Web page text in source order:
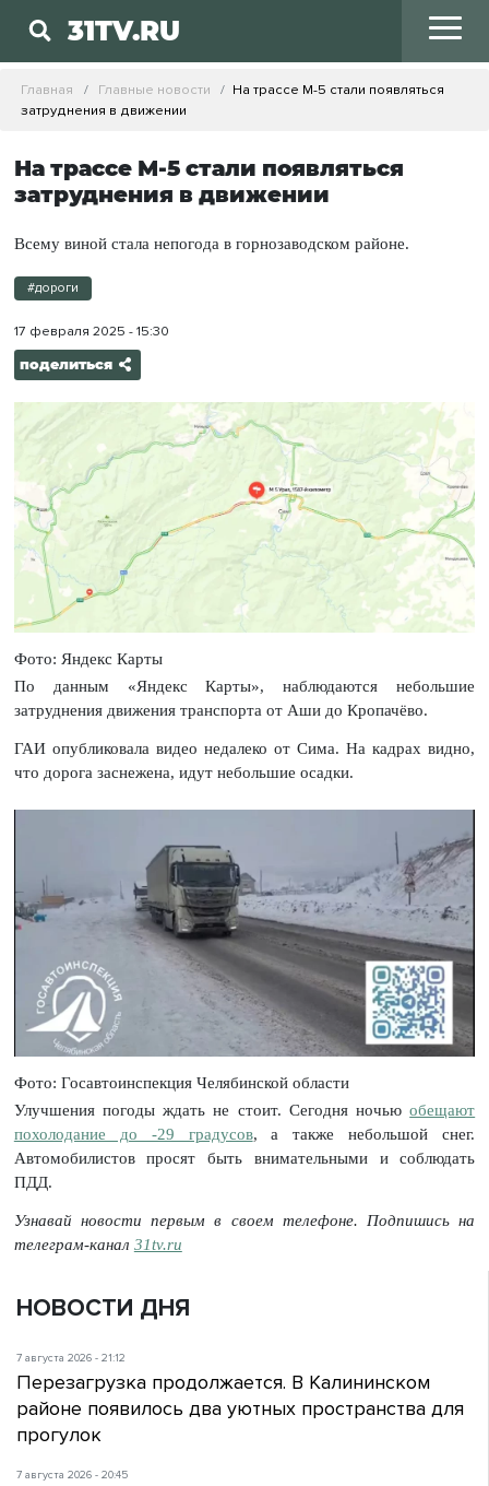
31TV.RU
Главная Главные новости
На трассе М-5 стали появляться
затруднения в движении
На трассе М-5 стали появляться
затруднения в движении
Всему виной стала непогода в горнозаводском районе.
#дороги
17 февраля 2025 - 15:30
поделиться
Фото: Яндекс Карты
По данным «Яндекс Карты», наблюдаются небольшие
затруднения движения транспорта от Аши до Кропачёво.
ГАИ опубликовала видео недалеко от Сима. На кадрах видно,
что дорога заснежена, идут небольшие осадки.
Фото: Госавтоинспекция Челябинской области
Улучшения погоды ждать не стоит. Сегодня ночьюобещают
похолодание до -29 градусов, а также небольшой снег.
Автомобилистов просят быть внимательными и соблюдать
ПДД.
Узнавай новости первым в своем телефоне. Подпишись на
телеграм-канал 31tv.ru
НОВОСТИ ДНЯ
7 августа 2026 - 21:12
Перезагрузка продолжается. В Калининском
районе появилось два уютных пространства для
прогулок
7 августа 2026 - 20:45